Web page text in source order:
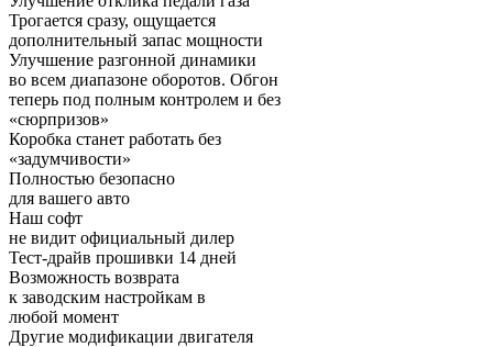
Трогается сразу, ощущается
дополнительный запас мощности
Улучшение разгонной динамики
во всем диапазоне оборотов. Обгон
теперь под полным контролем и без
«сюрпризов»
Коробка станет работать без
«задумчивости»
Полностью безопасно
для вашего авто
Наш софт
не видит официальный дилер
Тест-драйв прошивки 14 дней
Возможность возврата
к заводским настройкам в
любой момент
Другие модификации двигателя